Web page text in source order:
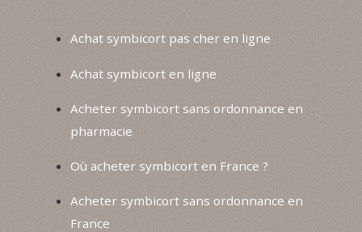
Achat symbicort pas cher en ligne
Achat symbicort en ligne
Acheter symbicort sans ordonnance en
pharmacie
Où acheter symbicort en France ?
Acheter symbicort sans ordonnance en
France